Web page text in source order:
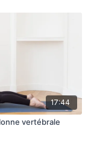
17:44
vertébrale